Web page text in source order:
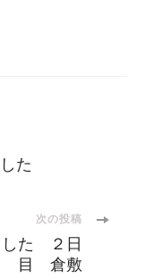
た
次の投稿
した ２日
目 倉敷